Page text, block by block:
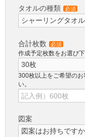
タオルの種類 必須
合計枚数 必須
作成予定枚数をお選び下
300枚以上をご希望の
い。
図案